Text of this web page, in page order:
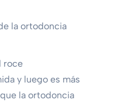
la ortodoncia
roce
y luego es más
la ortodoncia